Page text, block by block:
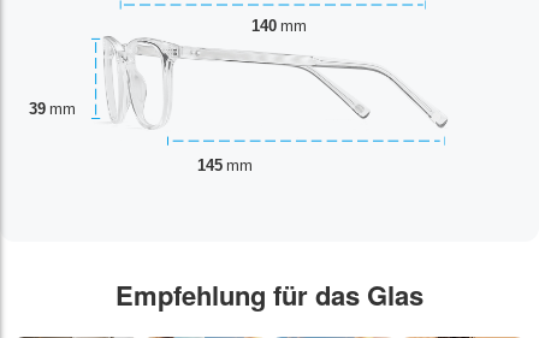
39 mm
140 mm
145 mm
Empfehlung für das Glas